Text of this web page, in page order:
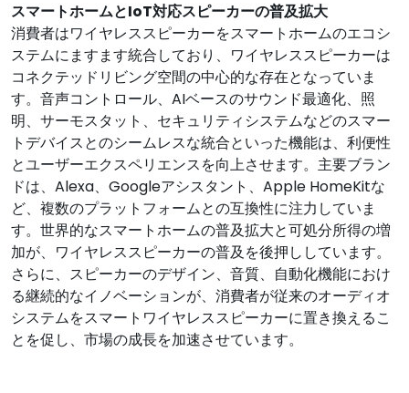
スマートホームとIoT対応スピーカーの普及拡大
消費者はワイヤレススピーカーをスマートホームのエコシ
ステムにますます統合しており、ワイヤレススピーカーは
コネクテッドリビング空間の中心的な存在となっていま
す。音声コントロール、AIベースのサウンド最適化、照
明、サーモスタット、セキュリティシステムなどのスマー
トデバイスとのシームレスな統合といった機能は、利便性
とユーザーエクスペリエンスを向上させます。主要ブラン
ドは、Alexa、Googleアシスタント、Apple HomeKitな
ど、複数のプラットフォームとの互換性に注力していま
す。世界的なスマートホームの普及拡大と可処分所得の増
加が、ワイヤレススピーカーの普及を後押ししています。
さらに、スピーカーのデザイン、音質、自動化機能におけ
る継続的なイノベーションが、消費者が従来のオーディオ
システムをスマートワイヤレススピーカーに置き換えるこ
とを促し、市場の成長を加速させています。